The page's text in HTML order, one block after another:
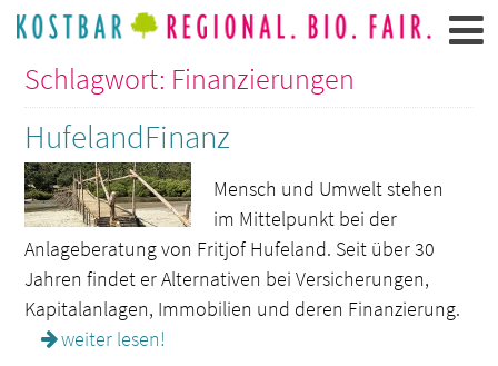
Schlagwort: Finanzierungen
HufelandFinanz
Mensch und Umwelt stehen
im Mittelpunkt bei der
Anlageberatung von Fritjof Hufeland. Seit über 30
Jahren findet er Alternativen bei Versicherungen,
Kapitalanlagen, Immobilien und deren Finanzierung.
weiter lesen!